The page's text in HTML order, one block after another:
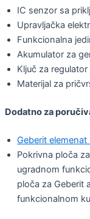
IC senzor sa
Upravljačka
Funkcionalna
Akumulator za
Ključ za
Materijal za
Dodatno za
Geberit
Pokrivna ploča
ugradnom
ploča za Geberit
funkcionalnom